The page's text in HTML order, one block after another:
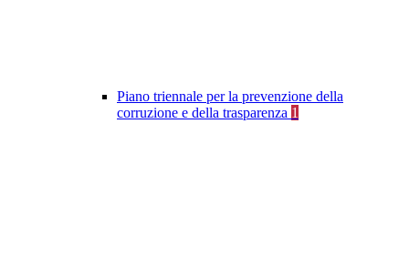
Piano triennale per la prevenzione della
corruzione e della trasparenza 1